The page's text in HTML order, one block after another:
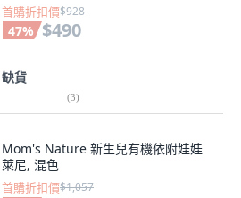
首購折扣價$928
47% $490
缺貨
(3)
Mom's Nature 新生兒有機依附娃娃
萊尼, 混色
首購折扣價$1,057